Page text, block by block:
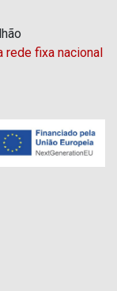
rede fixa nacional